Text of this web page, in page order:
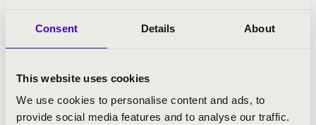
Consent Details About
This website uses cookies
We use cookies to personalise content and ads, to
provide social media features and to analyse our traffic.
Bizet - Grünvald: Boheme chanson